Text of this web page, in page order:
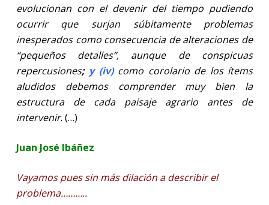
evolucionan con el devenir del tiempo pudiendo
ocurrir que surjan súbitamente problemas
inesperados como consecuencia de alteraciones de
“pequeños detalles”, aunque de conspicuas
repercusiones; y (iv)como corolario de los ítems
aludidos debemos comprender muy bien la
estructura de cada paisaje agrario antes de
intervenir. (…)
Juan José Ibáñez
Vayamos pues sin más dilación a describir el
problema………..